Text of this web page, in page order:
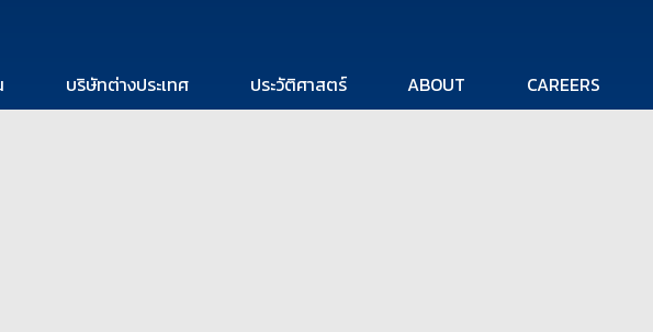
บริษัทต่างประเทศ ประวัติศาสตร์ ABOUT CAREERS